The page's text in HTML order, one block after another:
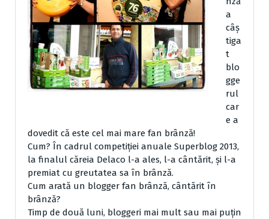
a
câș
tiga
t
blo
gge
rul
car
e a
dovedit că este cel mai mare fan brânză!
Cum? În cadrul competiției anuale Superblog 2013,
la finalul căreia Delaco l-a ales, l-a cântărit, și l-a
premiat cu greutatea sa în brânză.
Cum arată un blogger fan brânză, cântărit în
brânză?
Timp de două luni, bloggeri mai mult sau mai puțin